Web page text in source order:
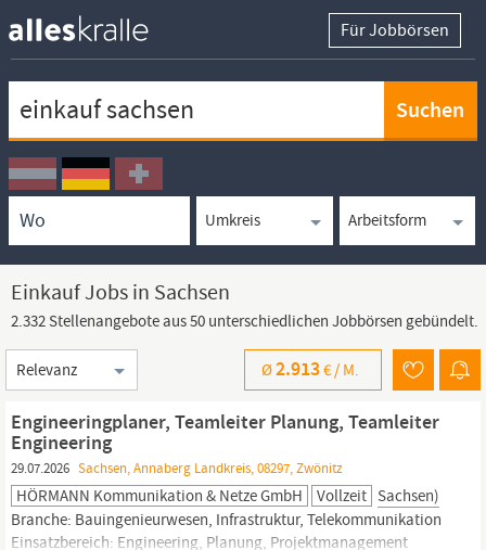
Für Jobbörsen
Ortssuche
Umkreissuche
Arbeitsform
Einkauf Jobs in Sachsen
2.332 Stellenangebote aus 50 unterschiedlichen Jobbörsen gebündelt.
Sortierung
Ø2.913€ / M.
Engineeringplaner, Teamleiter Planung, Teamleiter
Engineering
29.07.2026 Sachsen, Annaberg Landkreis, 08297, Zwönitz
HÖRMANN Kommunikation & Netze GmbH Vollzeit Sachsen)
Branche: Bauingenieurwesen, Infrastruktur, Telekommunikation
Einsatzbereich: Engineering, Planung, Projektmanagement